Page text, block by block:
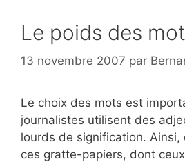
Le poids des
13 novembre 2007 par
Le choix des mots est
journalistes utilisent des
lourds de signification. Ainsi,
ces gratte-papiers, dont